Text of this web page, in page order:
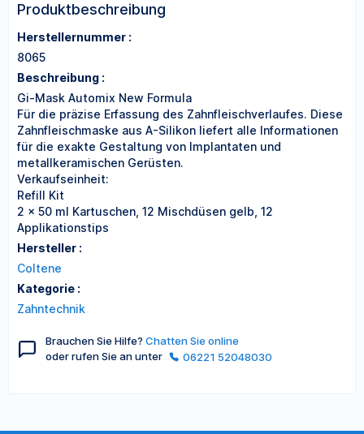
Produktbeschreibung
Herstellernummer :
8065
Beschreibung :
Gi-Mask Automix New Formula
Für die präzise Erfassung des Zahnfleischverlaufes. Diese
Zahnfleischmaske aus A-Silikon liefert alle Informationen
für die exakte Gestaltung von Implantaten und
metallkeramischen Gerüsten.
Verkaufseinheit:
Refill Kit
2 x 50 ml Kartuschen, 12 Mischdüsen gelb, 12
Applikationstips
Hersteller :
Coltene
Kategorie :
Zahntechnik
Brauchen Sie Hilfe? Chatten Sie online
oder rufen Sie an unter
06221 52048030